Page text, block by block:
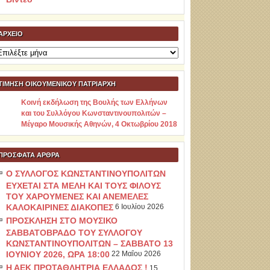
ΟΙΚΟΥΜΕΝΙΚΟΥ ΠΑΤΡΙΑΡΧΗ
Κοινή εκδήλωση της Βουλής των Ελλήνων
και του Συλλόγου Κωνσταντινουπολιτών –
Μέγαρο Μουσικής Αθηνών, 4 Οκτωβρίου 2018
ΆΡΘΡΑ
Ο ΣΥΛΛΟΓΟΣ ΚΩΝΣΤΑΝΤΙΝΟΥΠΟΛΙΤΩΝ
ΕΥΧΕΤΑΙ ΣΤΑ ΜΕΛΗ ΚΑΙ ΤΟΥΣ ΦΙΛΟΥΣ
ΤΟΥ ΧΑΡΟΥΜΕΝΕΣ ΚΑΙ ΑΝΕΜΕΛΕΣ
ΚΑΛΟΚΑΙΡΙΝΕΣ ΔΙΑΚΟΠΕΣ 6 Ιουλίου 2026
ΠΡΟΣΚΛΗΣΗ ΣΤΟ ΜΟΥΣΙΚΟ
ΣΑΒΒΑΤΟΒΡΑΔΟ ΤΟΥ ΣΥΛΛΟΓΟΥ
ΚΩΝΣΤΑΝΤΙΝΟΥΠΟΛΙΤΩΝ – ΣΑΒΒΑΤΟ 13
ΙΟΥΝΙΟΥ 2026, ΩΡΑ 18:00 22 Μαΐου 2026
Η ΑΕΚ ΠΡΩΤΑΘΛΗΤΡΙΑ ΕΛΛΑΔΟΣ !